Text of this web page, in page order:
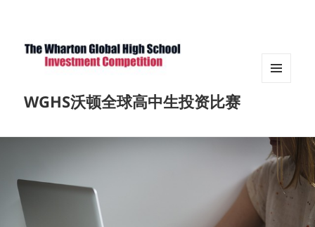
WGHS沃顿全球高中生投资比赛